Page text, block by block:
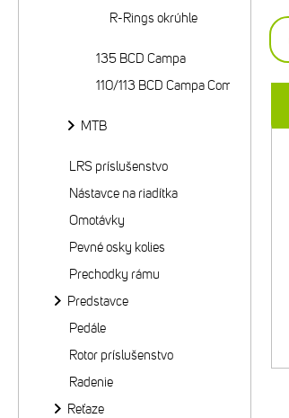
R-Rings okrúhle
135 BCD Campa
110/113 BCD Campa Compact
MTB
LRS príslušenstvo
Nástavce na riadítka
Omotávky
Pevné osky kolies
Prechodky rámu
Predstavce
Pedále
Rotor príslušenstvo
Radenie
Reťaze